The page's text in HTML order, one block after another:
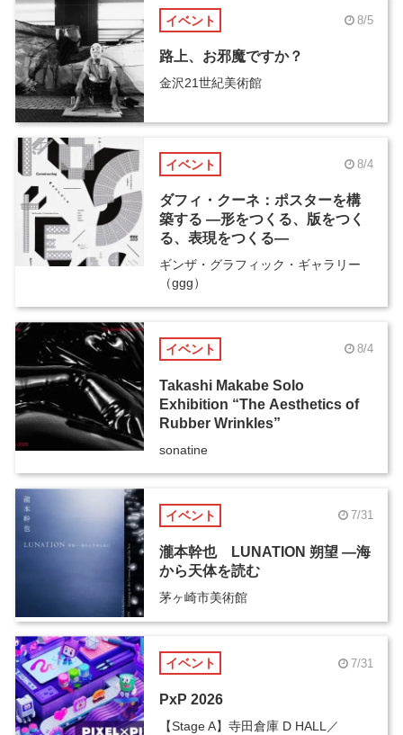
イベント 8/5
路上、お邪魔ですか？
金沢21世紀美術館
イベント 8/4
ダフィ・クーネ：ポスターを構
築する ―形をつくる、版をつく
る、表現をつくる―
ギンザ・グラフィック・ギャラリー
（ggg）
イベント 8/4
Takashi Makabe Solo
Exhibition “The Aesthetics of
Rubber Wrinkles”
sonatine
イベント 7/31
瀧本幹也 LUNATION 朔望 ―海
から天体を読む
茅ヶ崎市美術館
イベント 7/31
PxP 2026
【Stage A】寺田倉庫 D HALL／